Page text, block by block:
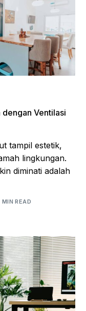
dengan Ventilasi
tampil estetik,
lingkungan.
diminati adalah
MIN READ